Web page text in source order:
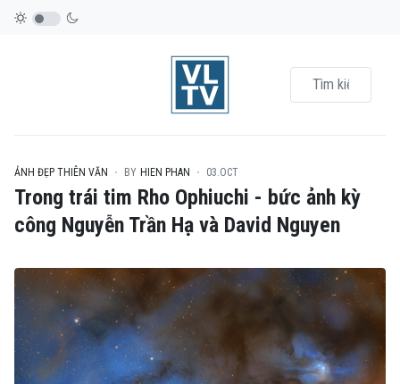
ẢNH ĐẸP THIÊN VĂN BY HIEN PHAN 03.OCT
Trong trái tim Rho Ophiuchi - bức ảnh kỳ
công Nguyễn Trần Hạ và David Nguyen